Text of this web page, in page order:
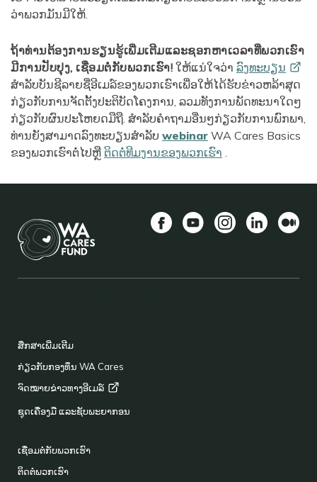
ວ່າພວກມັນມີໃຫ້.
ຖ້າທ່ານຕ້ອງການຮຽນຮູ້ເພີ່ມເຕີມແລະຊອກຫາເວລາທີ່ພວກເຮົາ
ມີການປັບປຸງ, ເຊື່ອມຕໍ່ກັບພວກເຮົາ! ໃຫ້ແນ່ໃຈວ່າ ລົງທະບຽນ
ສໍາລັບບັນຊີລາຍຊື່ອີເມລ໌ຂອງພວກເຮົາເພື່ອໃຫ້ໄດ້ຮັບຂ່າວຫລ້າສຸດ
ກ່ຽວກັບການຈັດຕັ້ງປະຕິບັດໂຄງການ, ລວມທັງການພັດທະນາໃດໆ
ກ່ຽວກັບຜົນປະໂຫຍດມືຖື. ສໍາລັບຄໍາຖາມອື່ນໆກ່ຽວກັບການພົກພາ,
ທ່ານຍັງສາມາດລົງທະບຽນສໍາລັບ webinar WA Cares Basics
ຂອງພວກເຮົາຕໍ່ໄປຫຼື ຕິດຕໍ່ທີມງານຂອງພວກເຮົາ .
FOOTER
ສຶກສາເພີ່ມເຕີມ
ກ່ຽວກັບກອງທຶນ WA Cares
ຈົດໝາຍຂ່າວທາງອີເມລ໌
ຊຸດເຄື່ອງມື ແລະຊັບພະຍາກອນ
ເຊື່ອມຕໍ່ກັບພວກເຮົາ
ຕິດຕໍ່ພວກເຮົາ